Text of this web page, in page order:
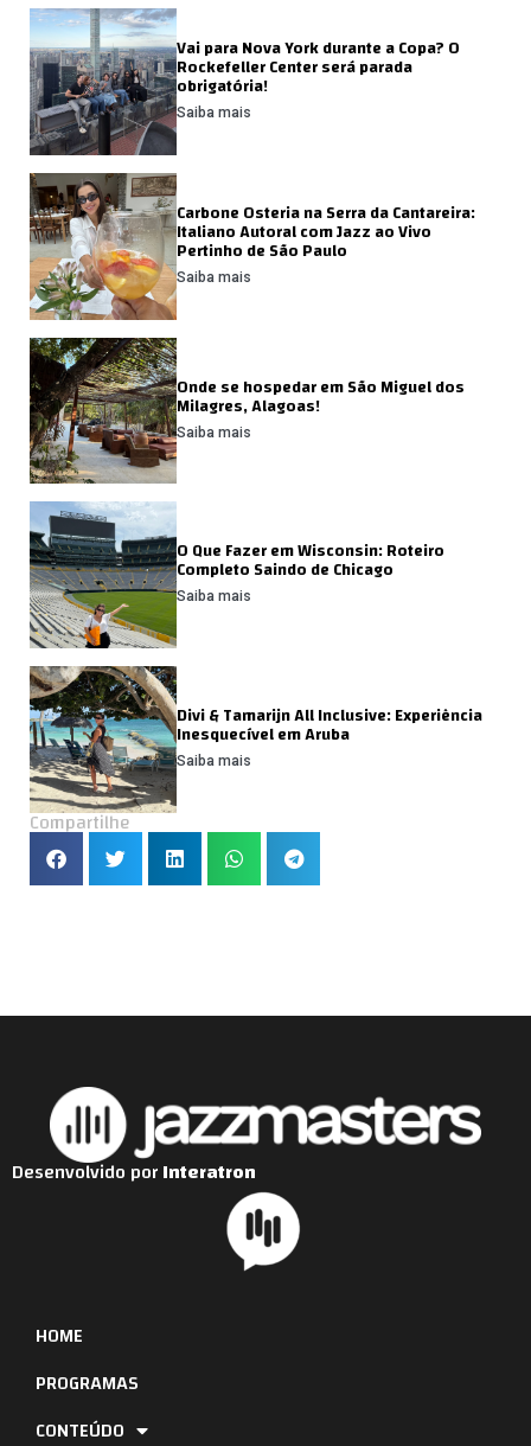
Vai para Nova York durante a Copa? O
Rockefeller Center será parada
obrigatória!
Saiba mais
Carbone Osteria na Serra da Cantareira:
Italiano Autoral com Jazz ao Vivo
Pertinho de São Paulo
Saiba mais
Onde se hospedar em São Miguel dos
Milagres, Alagoas!
Saiba mais
O Que Fazer em Wisconsin: Roteiro
Completo Saindo de Chicago
Saiba mais
Divi & Tamarijn All Inclusive: Experiência
Inesquecível em Aruba
Saiba mais
Compartilhe
HOME
PROGRAMAS
CONTEÚDO
Desenvolvido porInteratron